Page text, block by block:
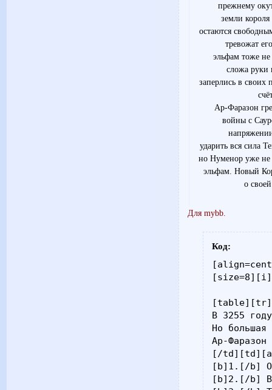
прежнему
земли
остаются
тревожат
эльфам тоже не
сложа руки
заперлись в своих
Ар-Фаразон
войны с
ударить вся сила
но Нуменор уже
эльфам. Новый
о
Для mybb.
Код:
В 3255
Но
Ар-
[/
[b]1.[/b]
[b]2.[/b]